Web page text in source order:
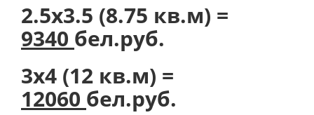
2.5х3.5 (8.75 кв.м) =
9340 бел.руб.
3х4 (12 кв.м) =
12060 бел.руб.